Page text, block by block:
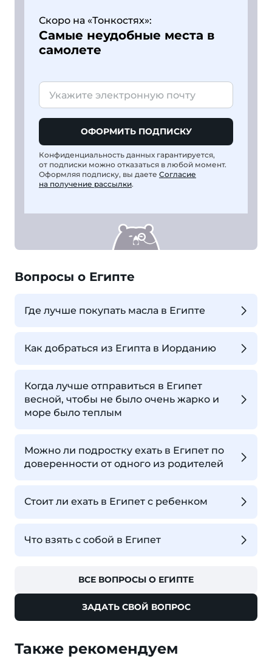
Скоро на «Тонкостях»:
Самые неудобные места в
самолете
ОФОРМИТЬ ПОДПИСКУ
Конфиденциальность данных гарантируется,
от подписки можно отказаться в любой момент.
Оформляя подписку, вы даете Согласие
на получение рассылки.
Вопросы о Египте
Где лучше покупать масла в Египте
Как добраться из Египта в Иорданию
Когда лучше отправиться в Египет
весной, чтобы не было очень жарко и
море было теплым
Можно ли подростку ехать в Египет по
доверенности от одного из родителей
Стоит ли ехать в Египет с ребенком
Что взять с собой в Египет
ВСЕ ВОПРОСЫ О ЕГИПТЕ
ЗАДАТЬ СВОЙ ВОПРОС
Также рекомендуем